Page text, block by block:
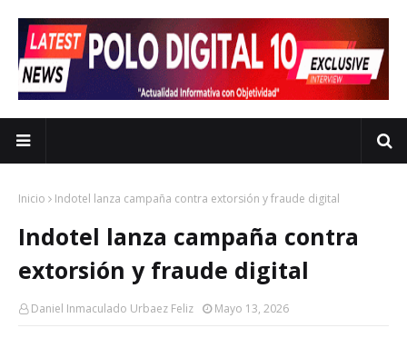
Inicio Indotel lanza campaña contra extorsión y fraude digital
Indotel lanza campaña contra
extorsión y fraude digital
Daniel Inmaculado Urbaez Feliz Mayo 13, 2026